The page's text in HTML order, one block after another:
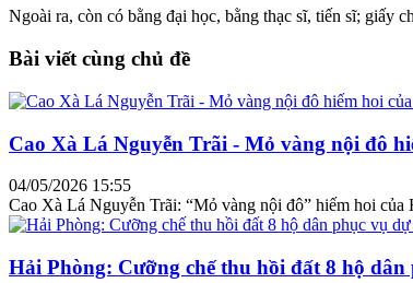
Ngoài ra, còn có bằng đại học, bằng thạc sĩ, tiến sĩ; giấy
Bài viết cùng chủ đề
Cao Xà Lá Nguyễn Trãi - Mỏ vàng nội đô
04/05/2026 15:55
Cao Xà Lá Nguyễn Trãi: “Mỏ vàng nội đô” hiếm hoi
Hải Phòng: Cưỡng chế thu hồi đất 8 hộ